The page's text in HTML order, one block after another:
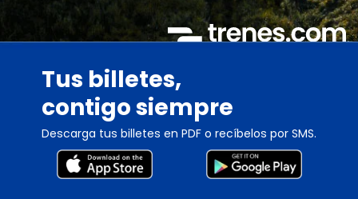
Tus billetes,
contigo siempre
Descarga tus billetes en PDF o recíbelos por SMS.